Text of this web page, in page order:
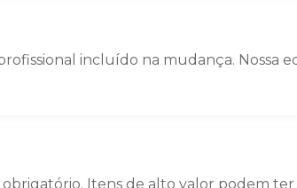
incluído na mudança. Nossa
Itens de alto valor podem